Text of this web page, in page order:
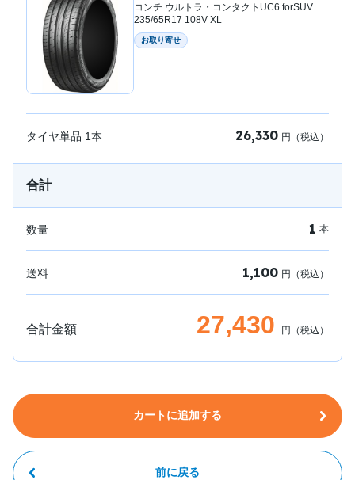
コンチ ウルトラ・コンタクトUC6 forSUV
235/65R17 108V XL
お取り寄せ
タイヤ単品 1本 26,330 円（税込）
合計
数量 1 本
送料 1,100 円（税込）
合計金額 27,430 円（税込）
カートに追加する
前に戻る